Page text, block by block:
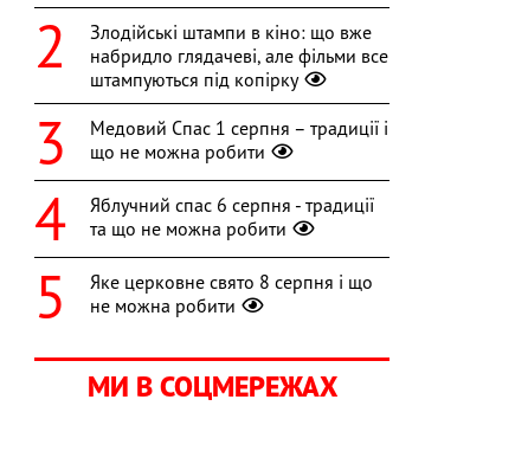
Злодійські штампи в кіно: що вже
набридло глядачеві, але фільми все
штампуються під копірку
Медовий Спас 1 серпня – традиції і
що не можна робити
Яблучний спас 6 серпня - традиції
та що не можна робити
Яке церковне свято 8 серпня і що
не можна робити
МИ В СОЦМЕРЕЖАХ